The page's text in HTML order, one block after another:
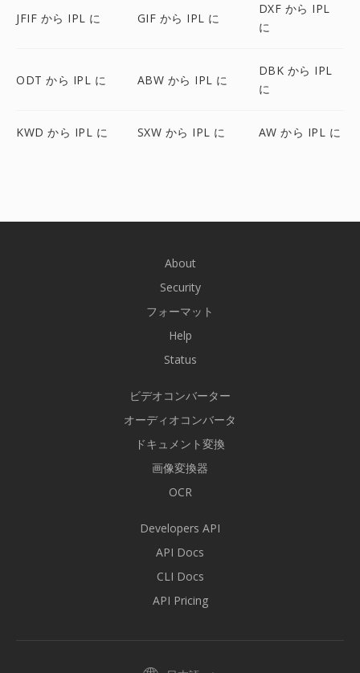
JFIF から IPL に GIF から IPL に
DXF から IPL
に
ODT から IPL に ABW から IPL に
DBK から IPL
に
KWD から IPL に SXW から IPL に AW から IPL に
About
Security
フォーマット
Help
Status
ビデオコンバーター
オーディオコンバータ
ドキュメント変換
画像変換器
OCR
Developers API
API Docs
CLI Docs
API Pricing